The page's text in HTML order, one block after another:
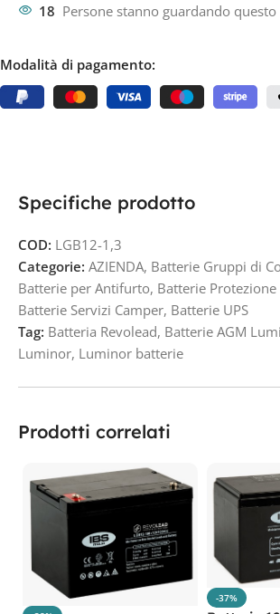
18 Persone stanno guardando
Modalità di pagamento:
Specifiche prodotto
COD: LGB12-1,3
Categorie: AZIENDA, Batterie Gruppi di
Batterie per Antifurto, Batterie Protezione
Batterie Servizi Camper, Batterie UPS
Tag: Batteria Revolead, Batterie AGM
Luminor, Luminor batterie
Prodotti correlati
-37%